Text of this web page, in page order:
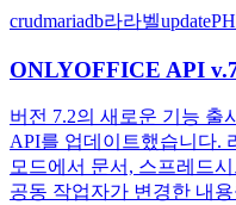
crudmariadb라라벨update
ONLYOFFICE API
버전 7.2의 새로운 기능 출
API를 업데이트했습니다.
모드에서 문서, 스프레드
공동 작업자가 변경한 내